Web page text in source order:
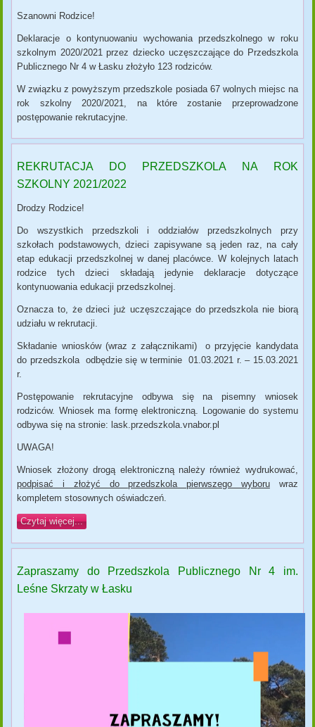
Szanowni Rodzice!
Deklaracje o kontynuowaniu wychowania przedszkolnego w roku
szkolnym 2020/2021 przez dziecko uczęszczające do Przedszkola
Publicznego Nr 4 w Łasku złożyło 123 rodziców.
W związku z powyższym przedszkole posiada 67 wolnych miejsc na
rok szkolny 2020/2021, na które zostanie przeprowadzone
postępowanie rekrutacyjne.
REKRUTACJA DO PRZEDSZKOLA NA ROK
SZKOLNY 2021/2022
Drodzy Rodzice!
Do wszystkich przedszkoli i oddziałów przedszkolnych przy
szkołach podstawowych, dzieci zapisywane są jeden raz, na cały
etap edukacji przedszkolnej w danej placówce. W kolejnych latach
rodzice tych dzieci składają jedynie deklaracje dotyczące
kontynuowania edukacji przedszkolnej.
Oznacza to, że dzieci już uczęszczające do przedszkola nie biorą
udziału w rekrutacji.
Składanie wniosków (wraz z załącznikami) o przyjęcie kandydata
do przedszkola odbędzie się w terminie 01.03.2021 r. – 15.03.2021
r.
Postępowanie rekrutacyjne odbywa się na pisemny wniosek
rodziców. Wniosek ma formę elektroniczną. Logowanie do systemu
odbywa się na stronie: lask.przedszkola.vnabor.pl
UWAGA!
Wniosek złożony drogą elektroniczną należy również wydrukować,
podpisać i złożyć do przedszkola pierwszego wyboruwraz
kompletem stosownych oświadczeń.
Czytaj więcej...
Zapraszamy do Przedszkola Publicznego Nr 4 im.
Leśne Skrzaty w Łasku